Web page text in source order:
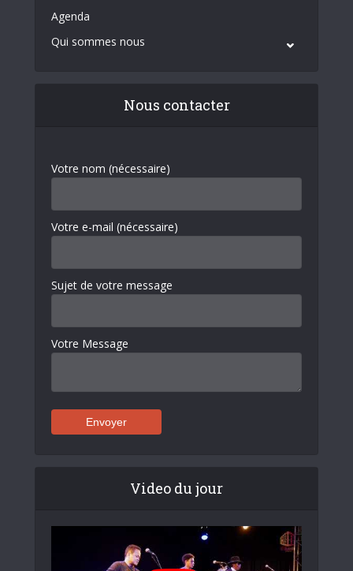
Agenda
Qui sommes nous
Nous contacter
Votre nom (nécessaire)
Votre e-mail (nécessaire)
Sujet de votre message
Votre Message
Video du jour